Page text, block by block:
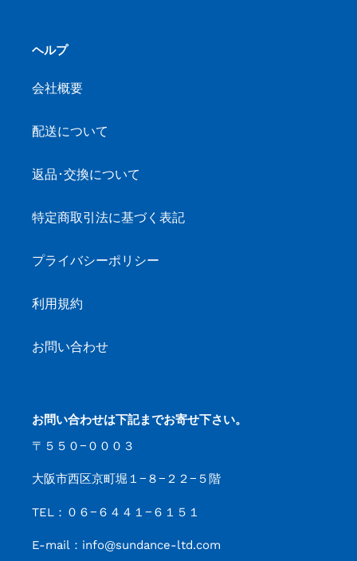
ヘルプ
会社概要
配送について
返品･交換について
特定商取引法に基づく表記
プライバシーポリシー
利用規約
お問い合わせ
お問い合わせは下記までお寄せ下さい。
〒５５０−０００３
大阪市西区京町堀１−８−２２−５階
TEL：０６−６４４１−６１５１
E-mail：info@sundance-ltd.com